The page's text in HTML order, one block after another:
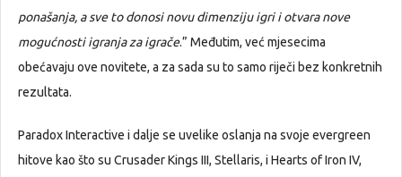
ponašanja, a sve to donosi novu dimenziju igri i otvara nove
mogućnosti igranja za igrače.” Međutim, već mjesecima
obećavaju ove novitete, a za sada su to samo riječi bez konkretnih
rezultata.
Paradox Interactive i dalje se uvelike oslanja na svoje evergreen
hitove kao što su Crusader Kings III, Stellaris, i Hearts of Iron IV,